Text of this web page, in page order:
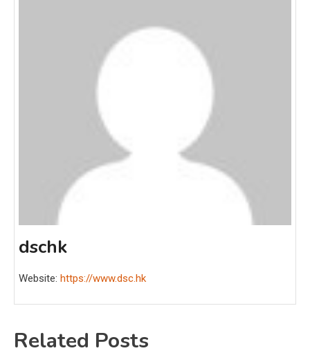
dschk
Website: https://www.dsc.hk
Related Posts